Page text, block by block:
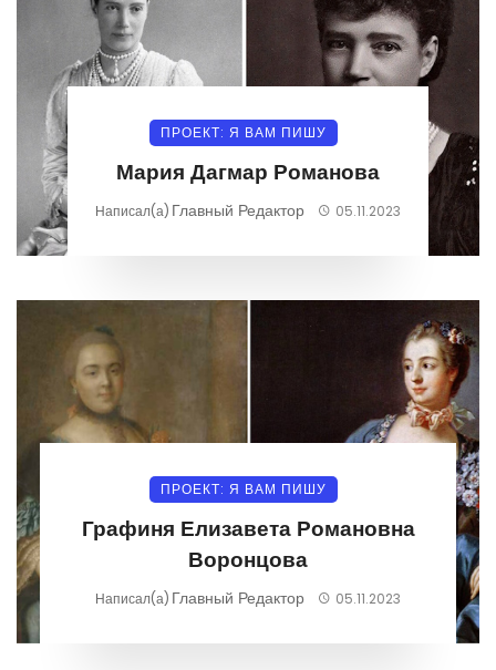
ПРОЕКТ: Я ВАМ ПИШУ
Мария Дагмар Романова
Написал(а) Главный Редактор 05.11.2023
ПРОЕКТ: Я ВАМ ПИШУ
Графиня Елизавета Романовна
Воронцова
Написал(а) Главный Редактор 05.11.2023